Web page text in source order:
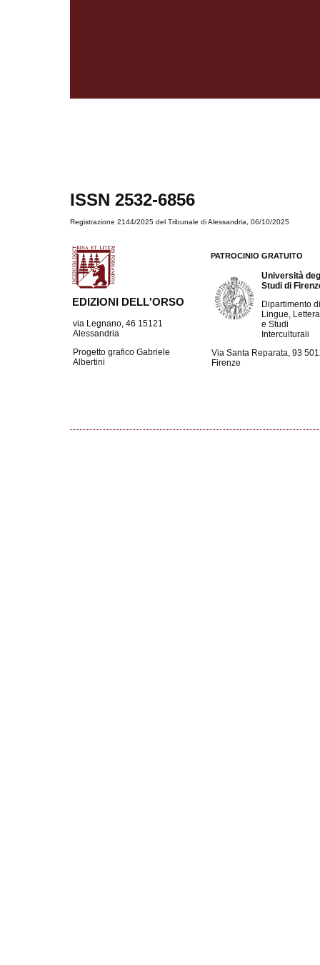
ISSN 2532-6856
Registrazione 2144/2025 del Tribunale di Alessandria, 06/10/2025
EDIZIONI DELL'ORSO
via Legnano, 46 15121
Alessandria
Progetto grafico Gabriele
Albertini
PATROCINIO GRATUITO
Università
Studi di
Dipartimento
Lingue,
e Studi
Interculturali
Via Santa Reparata, 93
Firenze